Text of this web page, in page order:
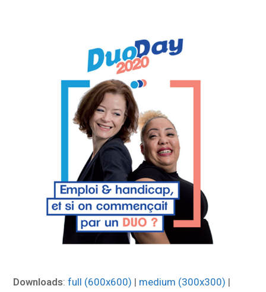
Downloads:full (600x600) | medium (300x300) |